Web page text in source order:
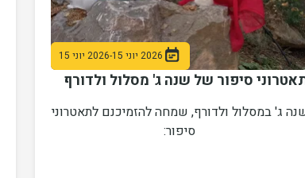
2026 יוני 15 -2026 יוני 15
סיפור של שנה ג' מסלול ולדורף
ג' במסלול ולדורף, שמחה להזמיכנם לתאטרוני
סיפור: